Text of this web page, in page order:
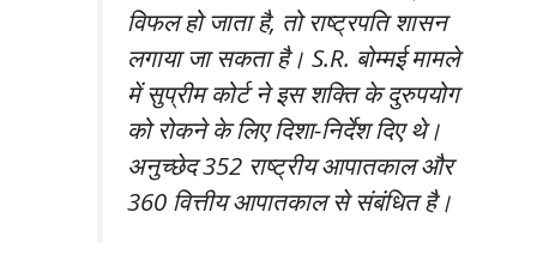
विफल हो जाता है, तो राष्ट्रपति शासन
लगाया जा सकता है। S.R. बोम्मई मामले
में सुप्रीम कोर्ट ने इस शक्ति के दुरुपयोग
को रोकने के लिए दिशा-निर्देश दिए थे।
अनुच्छेद 352 राष्ट्रीय आपातकाल और
360 वित्तीय आपातकाल से संबंधित है।